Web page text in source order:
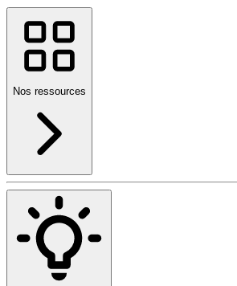
Nos ressources